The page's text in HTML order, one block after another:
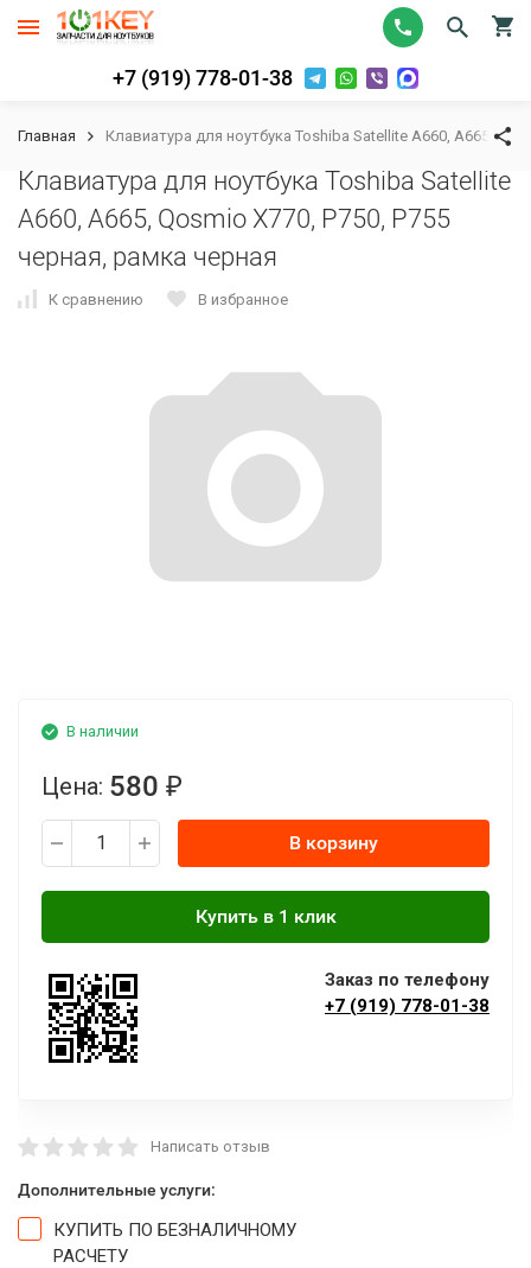
+7 (919) 778-01-38
Главная Клавиатура для ноутбука Toshiba Satellite A660, A665,
Клавиатура для ноутбука Toshiba Satellite
A660, A665, Qosmio X770, P750, P755
черная, рамка черная
К сравнению В избранное
В наличии
Цена: 580 ₽
В корзину
Заказ по телефону
+7 (919) 778-01-38
Написать отзыв
Дополнительные услуги:
КУПИТЬ ПО БЕЗНАЛИЧНОМУ
РАСЧЕТУ